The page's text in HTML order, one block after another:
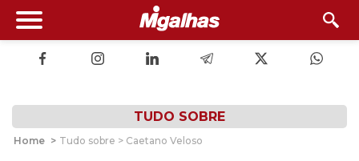
TUDO SOBRE
Home > Tudo sobre > Caetano Veloso